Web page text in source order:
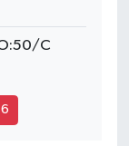
C